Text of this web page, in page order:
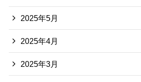
2025年5月
2025年4月
2025年3月